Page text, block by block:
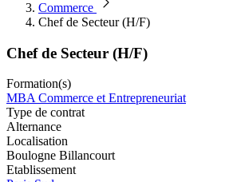
Commerce
Chef de Secteur (H/F)
Chef de Secteur (H/F)
Formation(s)
MBA Commerce et Entrepreneuriat
Type de contrat
Alternance
Localisation
Boulogne Billancourt
Etablissement